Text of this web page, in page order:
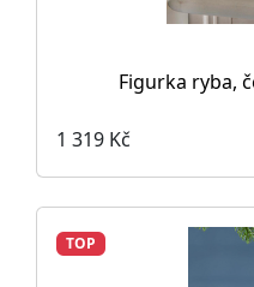
Figurka ryba,
1 319 Kč
TOP